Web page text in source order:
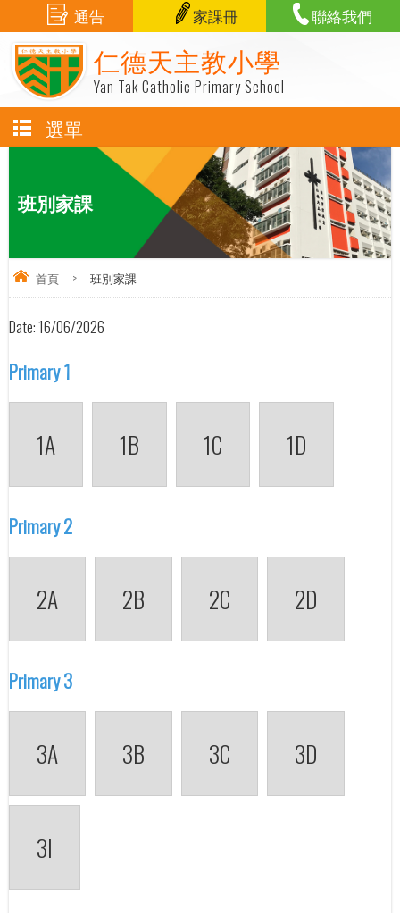
仁德天主教小學
Yan Tak Catholic Primary School
通告 家課冊 聯絡我們
選單
班別家課
首頁 > 班別家課
Date:16/06/2026
Primary 1
1A 1B 1C 1D
Primary 2
2A 2B 2C 2D
Primary 3
3A 3B 3C 3D
3I